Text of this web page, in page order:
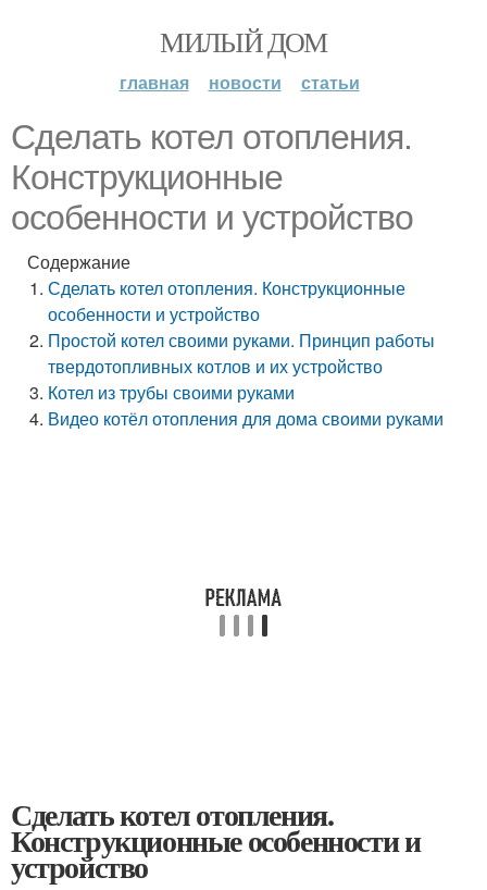
МИЛЫЙ ДОМ
главная новости статьи
Сделать котел отопления.
Конструкционные
особенности и устройство
Содержание
Сделать котел отопления. Конструкционные
особенности и устройство
Простой котел своими руками. Принцип работы
твердотопливных котлов и их устройство
Котел из трубы своими руками
Видео котёл отопления для дома своими руками
Сделать котел отопления.
Конструкционные особенности и
устройство